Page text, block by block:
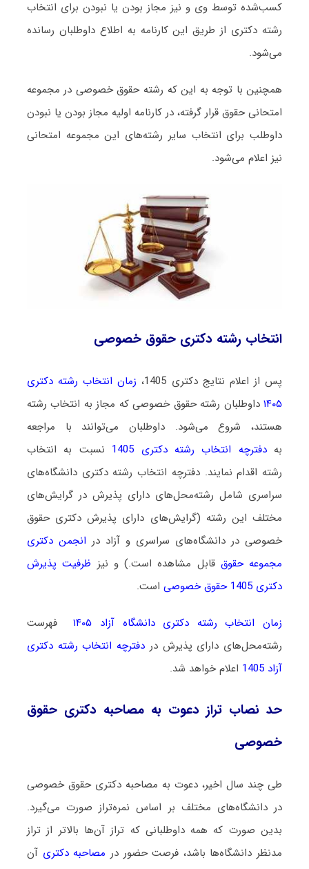
کسب‌شده توسط وی و نیز مجاز بودن یا نبودن برای انتخاب
رشته دکتری از طریق این کارنامه به اطلاع داوطلبان رسانده
می‌شود.
همچنین با توجه به این که رشته حقوق خصوصی در مجموعه
امتحانی حقوق قرار گرفته، در کارنامه اولیه مجاز بودن یا نبودن
داوطلب برای انتخاب سایر رشته‌های این مجموعه امتحانی
نیز اعلام می‌شود.
انتخاب رشته دکتری حقوق خصوصی
پس از اعلام نتایج دکتری 1405،
زمان انتخاب رشته دکتری
۱۴۰۵داوطلبان رشته حقوق خصوصی که مجاز به انتخاب رشته
هستند، شروع می‌شود. داوطلبان می‌توانند با مراجعه
بهدفترچه انتخاب رشته دکتری 1405
نسبت به انتخاب
رشته اقدام نمایند. دفترچه انتخاب رشته دکتری دانشگاه‌های
سراسری شامل رشته‌محل‌های دارای پذیرش در گرایش‌های
مختلف این رشته (گرایش‌های دارای پذیرش دکتری حقوق
خصوصی در دانشگاه‌های سراسری و آزاد در انجمن دکتری
مجموعه حقوق قابل مشاهده است.) و نیز ظرفیت پذیرش
دکتری 1405 حقوق خصوصی
است.
زمان انتخاب رشته دکتری دانشگاه آزاد ۱۴۰۵
فهرست
رشته‌محل‌های دارای پذیرش در دفترچه انتخاب رشته دکتری
آزاد 1405
اعلام خواهد شد.
حد نصاب تراز دعوت به مصاحبه دکتری حقوق
خصوصی
طی چند سال اخیر، دعوت به مصاحبه دکتری حقوق خصوصی
در دانشگاه‌های مختلف بر اساس نمره‌تراز صورت می‌گیرد.
بدین صورت که همه داوطلبانی که تراز آن‌ها بالاتر از تراز
مدنظر دانشگاه‌ها باشد، فرصت حضور در مصاحبه دکتری آن